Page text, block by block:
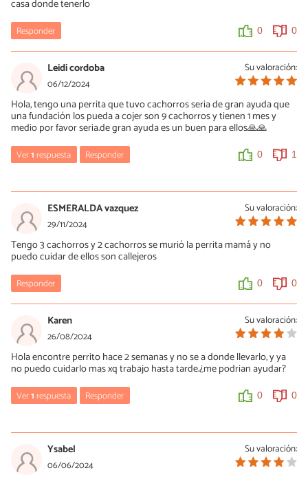
casa donde tenerlo
Responder 0 0
Su valoración:
Leidi cordoba
06/12/2024
Hola, tengo una perrita que tuvo cachorros seria de gran ayuda que
una fundación los pueda a cojer son 9 cachorros y tienen 1 mes y
medio por favor seria.de gran ayuda es un buen para ellos🙏🙏
Ver1respuesta Responder 0 1
09/12/2024
Hola, dirígete a alguna asociación protectora en tu localidad, esto
es una página de información, no gestionamos adopciones ni
recogemos perros. Y, por supuesto, castra a tu perra, que es un
bien para ella y, sobre todo, para los cachorros de los que no te
Su valoración:
ESMERALDA vazquez
29/11/2024
Tengo 3 cachorros y 2 cachorros se murió la perrita mamá y no
puedo cuidar de ellos son callejeros
Responder 0 0
Su valoración:
Karen
26/08/2024
Hola encontre perrito hace 2 semanas y no se a donde llevarlo, y ya
no puedo cuidarlo mas xq trabajo hasta tarde.¿me podrian ayudar?
Ver1respuesta Responder 0 0
26/08/2024
Hola, sí, para ello está escrito el artículo. ¿Lo has leído? Un saludo.
Su valoración:
Ysabel
06/06/2024